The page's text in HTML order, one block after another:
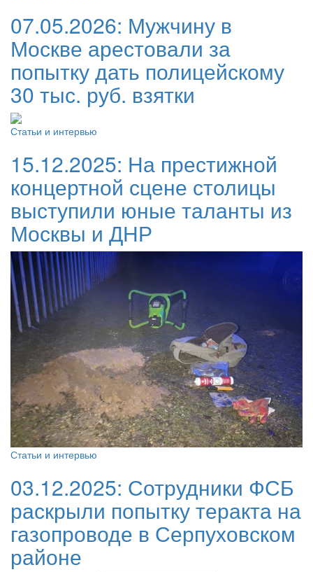
07.05.2026: Мужчину в
Москве арестовали за
попытку дать полицейскому
30 тыс. руб. взятки
Статьи и интервью
15.12.2025: На престижной
концертной сцене столицы
выступили юные таланты из
Москвы и ДНР
Статьи и интервью
03.12.2025: Сотрудники ФСБ
раскрыли попытку теракта на
газопроводе в Серпуховском
районе